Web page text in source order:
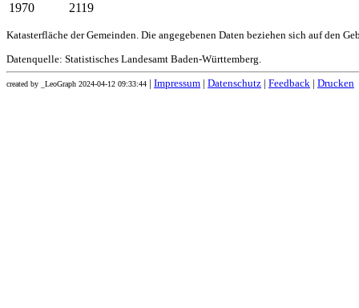
1970
2119
Katasterfläche der Gemeinden. Die angegebenen Daten beziehen sich auf den
Datenquelle: Statistisches Landesamt Baden-Württemberg.
created by _LeoGraph 2024-04-12 09:33:44 Impressum Datenschutz Feedback Drucken